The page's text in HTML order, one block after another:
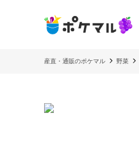
産直・通販のポケマル 野菜